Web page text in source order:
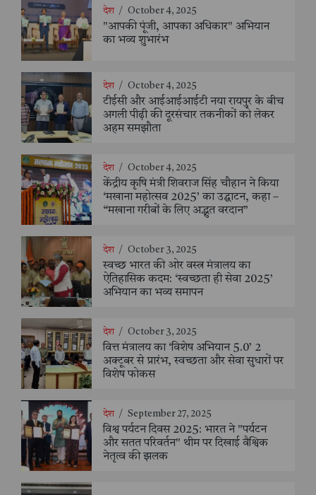
देश / October 4, 2025
"आपकी पूंजी, आपका अधिकार" अभियान
का भव्य शुभारंभ
देश / October 4, 2025
टीईसी और आईआईआईटी नया रायपुर के बीच
अगली पीढ़ी की दूरसंचार तकनीकों को लेकर
अहम समझौता
देश / October 4, 2025
केंद्रीय कृषि मंत्री शिवराज सिंह चौहान ने किया
‘मखाना महोत्सव 2025’ का उद्घाटन, कहा –
“मखाना गरीबों के लिए अद्भुत वरदान”
देश / October 3, 2025
स्वच्छ भारत की ओर वस्त्र मंत्रालय का
ऐतिहासिक कदम: ‘स्वच्छता ही सेवा 2025’
अभियान का भव्य समापन
देश / October 3, 2025
वित्त मंत्रालय का ‘विशेष अभियान 5.0’ 2
अक्टूबर से प्रारंभ, स्वच्छता और सेवा सुधारों पर
विशेष फोकस
देश / September 27, 2025
विश्व पर्यटन दिवस 2025: भारत ने "पर्यटन
और सतत परिवर्तन" थीम पर दिखाई वैश्विक
नेतृत्व की झलक